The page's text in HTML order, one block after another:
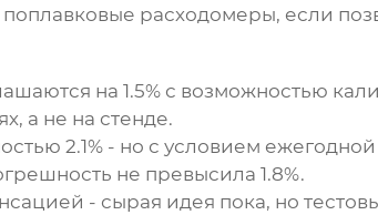
расходомеры, если
на 1.5% с возможностью
а не на стенде.
2.1% - но с условием
не превысила 1.8%.
- сырая идея пока, но